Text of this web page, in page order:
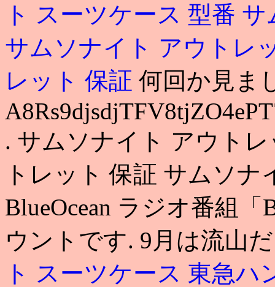
ト スーツケース 型番 サ
サムソナイト アウトレ
レット 保証 何回か見ま
. サムソナイト アウト
トレット 保証 サムソ
BlueOcean ラジオ番組「
ウントです. 9月は流山
ト スーツケース 東急ハ